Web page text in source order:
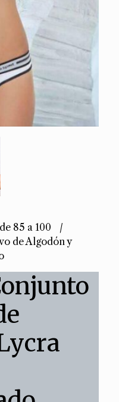
85 a 100
de Algodón y